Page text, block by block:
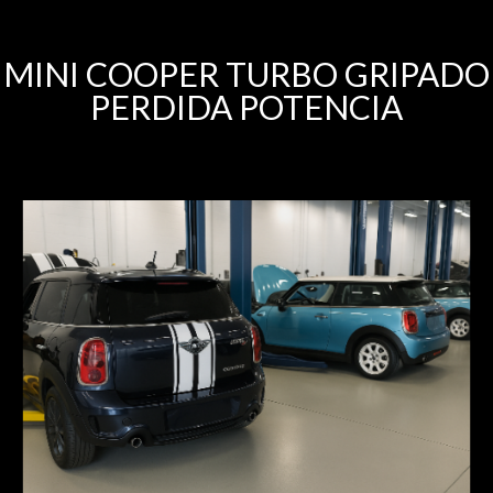
MINI COOPER TURBO GRIPADO
PERDIDA POTENCIA